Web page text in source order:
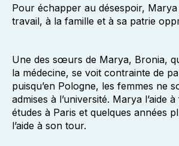
Pour échapper au désespoir, Marya
travail, à la famille et à sa patrie
Une des sœurs de Marya, Bronia,
la médecine, se voit contrainte de
puisqu’en Pologne, les femmes ne
admises à l’université. Marya l’aide
études à Paris et quelques années
l’aide à son tour.